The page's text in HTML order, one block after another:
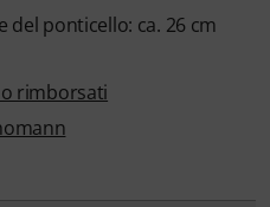
del ponticello: ca. 26 cm
rimborsati